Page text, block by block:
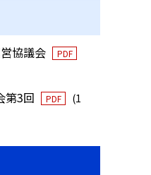
協議会 PDF
第3回 PDF
(1